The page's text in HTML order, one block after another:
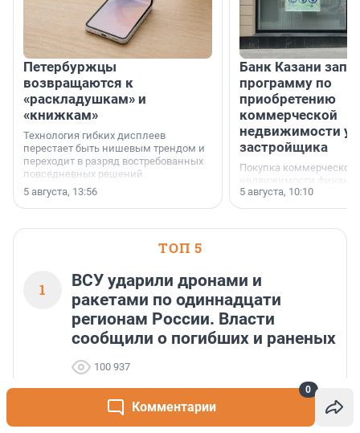
Комментарии
0
Петербуржцы
возвращаются к
«раскладушкам» и
«книжкам»
Технология гибких дисплеев
перестает быть нишевым трендом и
переходит в разряд востребованных
повседневных решений.
5 августа, 13:56
Банк Казани
программу по
приобретению
коммерческой
недвижимости у
застройщика
Покупка коммерческой
недвижимости
инструмент,
предпринимателей.
или готовый арендный
5 августа, 10:10
ТОП 5
1
ВСУ ударили дронами и
ракетами по одиннадцати
регионам России. Власти
сообщили о погибших и раненых
100 937
2
Теракты против мирных граждан. Татьяна
Ким ответила, почему ВСУ атакует склады